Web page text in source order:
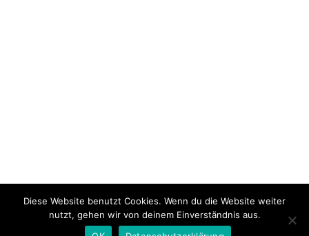
© Copyright - 2024 AutoMarktNews.de
Datenschutzerklärung FAQ Kontakt Impressum
Diese Website benutzt Cookies. Wenn du die Website weiter
nutzt, gehen wir von deinem Einverständnis aus.